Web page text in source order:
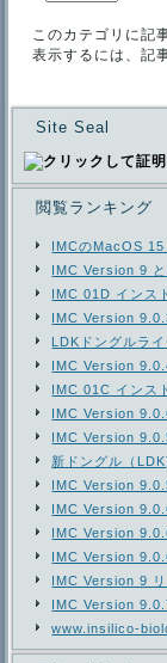
フ
ィ
数
このカテゴリに記
表示するには、記
Site Seal
閲覧ランキング
IMCのMacOS
IMC Version 9
IMC 01D インス
IMC Version
LDKドングルラ
IMC Version
IMC 01C インス
IMC Version
IMC Version
新ドングル（
IMC Version
IMC Version
IMC Version
IMC Version
IMC Version 9
IMC Version
www.insilico-